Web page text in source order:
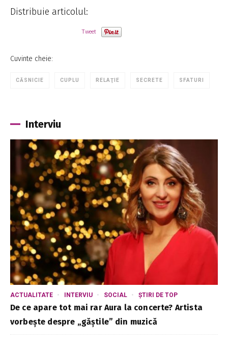
Distribuie articolul:
Tweet
Cuvinte cheie:
CĂSNICIE CUPLU RELAŢIE SECRETE SFATURI
Interviu
ACTUALITATE INTERVIU SOCIAL ȘTIRI DE TOP
De ce apare tot mai rar Aura la concerte? Artista
vorbește despre „găștile” din muzică